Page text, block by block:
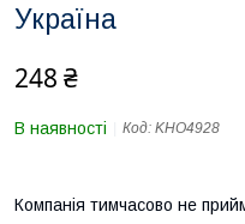
Україна
248 ₴
В наявності Код: KHO4928
Компанія тимчасово не